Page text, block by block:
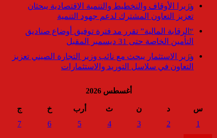
وزيرا الأوقاف والتخطيط والتنمية الاقتصادية يبحثان
تعزيز التعاون المشترك لدعم جهود التنمية
“الرقابة المالية” تقرر مد فترة توفيق أوضاع صناديق
التأمين الخاصة حتى 31 ديسمبر المقبل
وزير الاستثمار يبحث مع نائب وزير التجارة الصيني تعزيز
التعاون في سلاسل التوريد والاستثمارات
أغسطس 2026
س د ن ث أرب خ
ج
1
2
3
4
5
6
7